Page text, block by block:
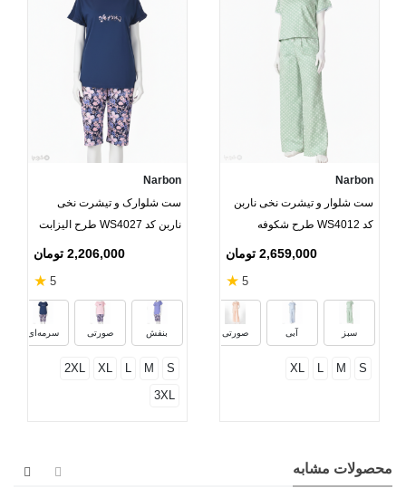
Narbon
ست شلوار و تیشرت نخی ناربن
کد WS4012 طرح شکوفه
2,659,000 تومان
5
★
سبز آبی صورتی
S
M
L
XL
Narbon
ست شلوارک و تیشرت نخی
ناربن کد WS4027 طرح الیزابت
2,206,000 تومان
5
★
بنفش صورتی سرمه‌ای
S
M
L
XL
2XL
3XL
محصولات مشابه